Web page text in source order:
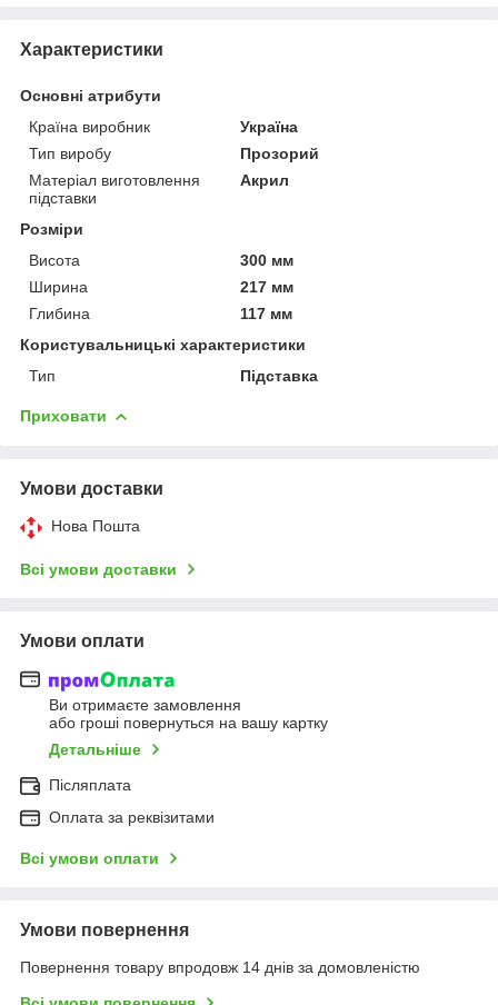
Характеристики
Основні атрибути
Країна виробник
Україна
Тип виробу
Прозорий
Матеріал виготовлення
підставки
Акрил
Розміри
Висота
300 мм
Ширина
217 мм
Глибина
117 мм
Користувальницькі характеристики
Тип
Підставка
Приховати
Умови доставки
Нова Пошта
Всі умови доставки
Умови оплати
Ви отримаєте замовлення
або гроші повернуться на вашу картку
Детальніше
Післяплата
Оплата за реквізитами
Всі умови оплати
Умови повернення
Повернення товару впродовж 14 днів за домовленістю